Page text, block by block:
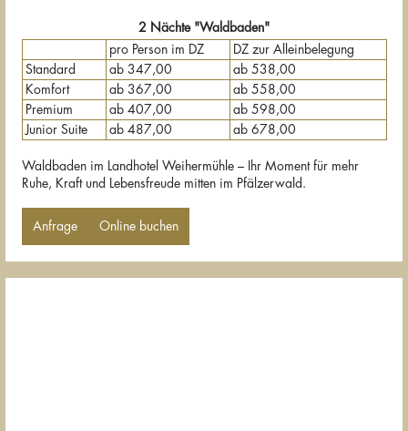
2 Nächte "Waldbaden"
pro Person im DZ
DZ zur Alleinbelegung
Standard
ab 347,00
ab 538,00
Komfort
ab 367,00
ab 558,00
Premium
ab 407,00
ab 598,00
Junior Suite
ab 487,00 ab 678,00
Waldbaden im Landhotel Weihermühle – Ihr Moment für mehr
Ruhe, Kraft und Lebensfreude mitten im Pfälzerwald.
Anfrage Online buchen